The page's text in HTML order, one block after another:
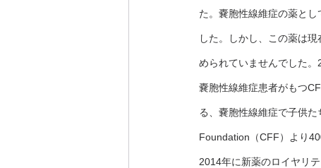
た。嚢胞性線維症の薬と
した。しかし、この薬は
められていませんでした
嚢胞性線維症患者がもつ
る、嚢胞性線維症で子供
Foundation（CFF）より
2014年に新薬のロイヤリ